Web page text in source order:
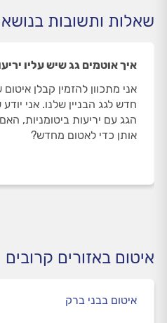
שאלות ותשובות
איך אוטמים גג שיש עליו
אני מתכוון להזמין קבלן
חדש לגג הבניין שלנו. אני
הגג עם יריעות ביטומניות,
אותן כדי לאטום מחדש?
איטום באזורים קרובים
איטום בבני ברק